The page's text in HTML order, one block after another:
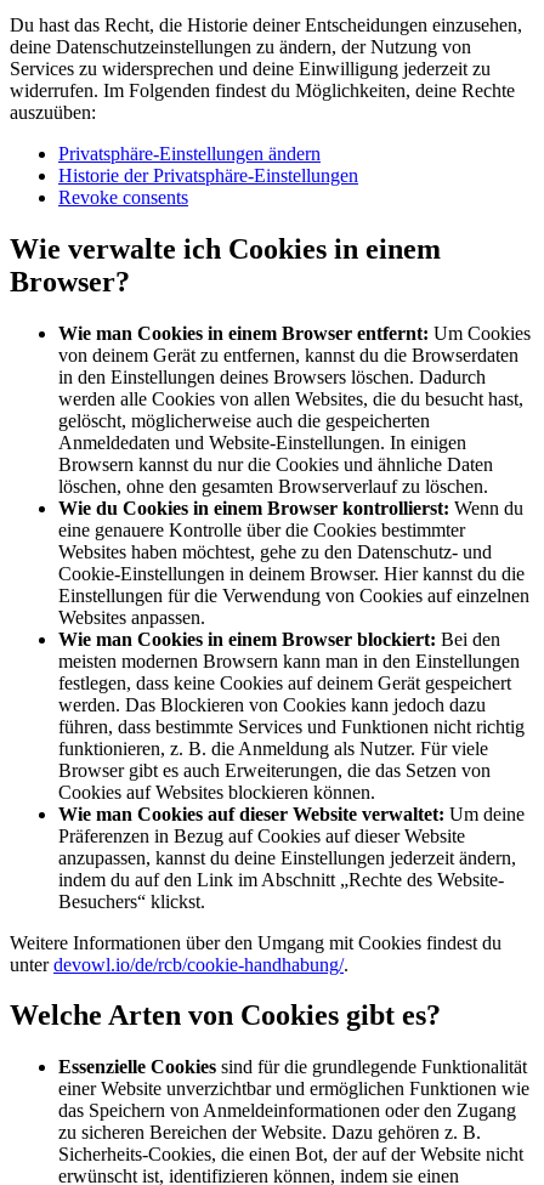
Du hast das Recht, die Historie deiner Entscheidungen einzusehen,
deine Datenschutzeinstellungen zu ändern, der Nutzung von
Services zu widersprechen und deine Einwilligung jederzeit zu
widerrufen. Im Folgenden findest du Möglichkeiten, deine Rechte
auszuüben:
Privatsphäre-Einstellungen ändern
Historie der Privatsphäre-Einstellungen
Revoke consents
Wie verwalte ich Cookies in einem
Browser?
Wie man Cookies in einem Browser entfernt: Um Cookies
von deinem Gerät zu entfernen, kannst du die Browserdaten
in den Einstellungen deines Browsers löschen. Dadurch
werden alle Cookies von allen Websites, die du besucht hast,
gelöscht, möglicherweise auch die gespeicherten
Anmeldedaten und Website-Einstellungen. In einigen
Browsern kannst du nur die Cookies und ähnliche Daten
löschen, ohne den gesamten Browserverlauf zu löschen.
Wie du Cookies in einem Browser kontrollierst: Wenn du
eine genauere Kontrolle über die Cookies bestimmter
Websites haben möchtest, gehe zu den Datenschutz- und
Cookie-Einstellungen in deinem Browser. Hier kannst du die
Einstellungen für die Verwendung von Cookies auf einzelnen
Websites anpassen.
Wie man Cookies in einem Browser blockiert: Bei den
meisten modernen Browsern kann man in den Einstellungen
festlegen, dass keine Cookies auf deinem Gerät gespeichert
werden. Das Blockieren von Cookies kann jedoch dazu
führen, dass bestimmte Services und Funktionen nicht richtig
funktionieren, z. B. die Anmeldung als Nutzer. Für viele
Browser gibt es auch Erweiterungen, die das Setzen von
Cookies auf Websites blockieren können.
Wie man Cookies auf dieser Website verwaltet: Um deine
Präferenzen in Bezug auf Cookies auf dieser Website
anzupassen, kannst du deine Einstellungen jederzeit ändern,
indem du auf den Link im Abschnitt „Rechte des Website-
Besuchers“ klickst.
Weitere Informationen über den Umgang mit Cookies findest du
unterdevowl.io/de/rcb/cookie-handhabung/.
Welche Arten von Cookies gibt es?
Essenzielle Cookies sind für die grundlegende Funktionalität
einer Website unverzichtbar und ermöglichen Funktionen wie
das Speichern von Anmeldeinformationen oder den Zugang
zu sicheren Bereichen der Website. Dazu gehören z. B.
Sicherheits-Cookies, die einen Bot, der auf der Website nicht
erwünscht ist, identifizieren können, indem sie einen